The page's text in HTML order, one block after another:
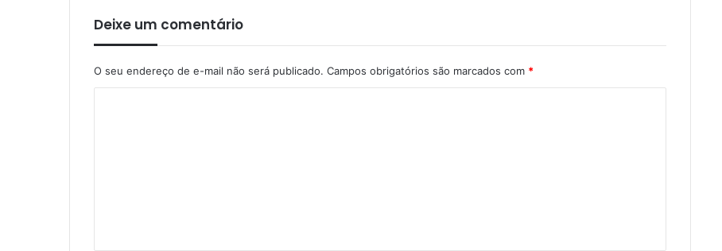
Deixe um comentário
O seu endereço de e-mail não será publicado. Campos obrigatórios são marcados com *